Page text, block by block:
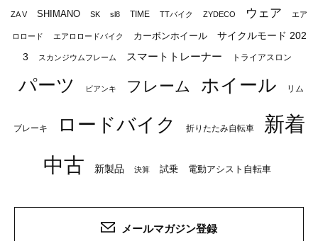
ZA V SHIMANO SK sl8 TIME TTバイク ZYDECO ウェア エア
ロロード エアロロードバイク カーボンホイール
サイクルモード 202
3
スカンジウムフレーム スマートトレーナー トライアスロン
パーツ ビアンキ フレーム ホイール リム
ブレーキ ロードバイク 折りたたみ自転車
新着
中古
新製品 決算 試乗 電動アシスト自転車
メールマガジン登録